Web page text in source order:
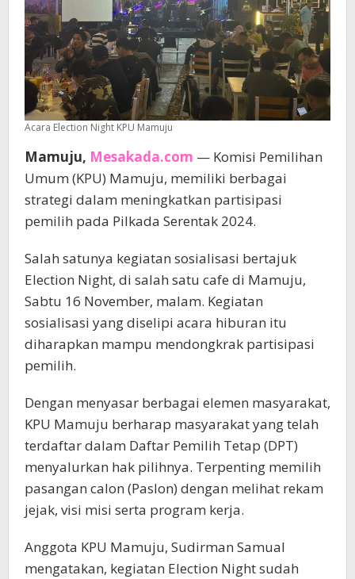
Acara Election Night KPU Mamuju
Mamuju, Mesakada.com — Komisi Pemilihan
Umum (KPU) Mamuju, memiliki berbagai
strategi dalam meningkatkan partisipasi
pemilih pada Pilkada Serentak 2024.
Salah satunya kegiatan sosialisasi bertajuk
Election Night, di salah satu cafe di Mamuju,
Sabtu 16 November, malam. Kegiatan
sosialisasi yang diselipi acara hiburan itu
diharapkan mampu mendongkrak partisipasi
pemilih.
Dengan menyasar berbagai elemen masyarakat,
KPU Mamuju berharap masyarakat yang telah
terdaftar dalam Daftar Pemilih Tetap (DPT)
menyalurkan hak pilihnya. Terpenting memilih
pasangan calon (Paslon) dengan melihat rekam
jejak, visi misi serta program kerja.
Anggota KPU Mamuju, Sudirman Samual
mengatakan, kegiatan Election Night sudah